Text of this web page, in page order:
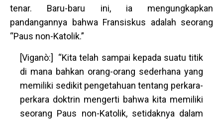
tenar. Baru-baru ini, ia mengungkapkan
pandangannya bahwa Fransiskus adalah seorang
“Paus non-Katolik.”
[Viganò:] “Kita telah sampai kepada suatu titik
di mana bahkan orang-orang sederhana yang
memiliki sedikit pengetahuan tentang perkara-
perkara doktrin mengerti bahwa kita memiliki
seorang Paus non-Katolik, setidaknya dalam